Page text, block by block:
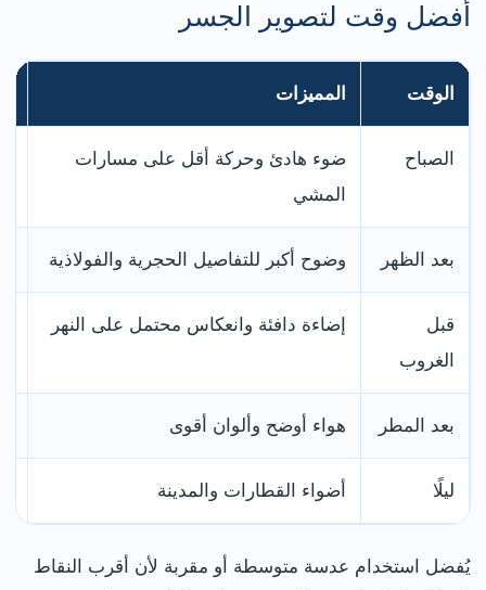
أفضل وقت لتصوير الجسر
الوقت المميزات
الصباح
ضوء هادئ وحركة أقل على مسارات
المشي
بعد الظهر وضوح أكبر للتفاصيل الحجرية والفولاذية
قبل
الغروب
إضاءة دافئة وانعكاس محتمل على النهر
بعد المطر هواء أوضح وألوان أقوى
ليلًا أضواء القطارات والمدينة
يُفضل استخدام عدسة متوسطة أو مقربة لأن أقرب النقاط